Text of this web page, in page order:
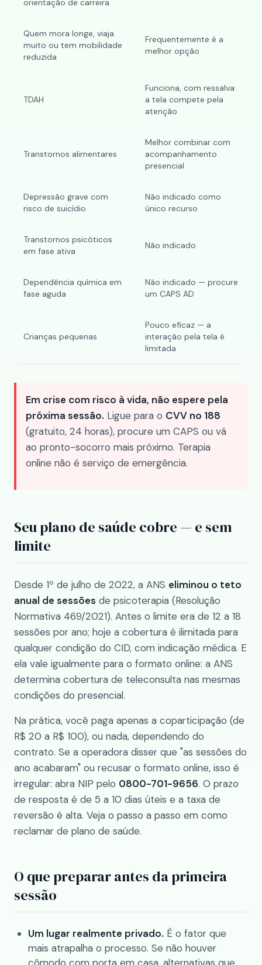
orientação de carreira
Quem mora longe, viaja
muito ou tem mobilidade
reduzida
Frequentemente é a
melhor opção
TDAH
Funciona, com ressalva:
a tela compete pela
atenção
Transtornos alimentares
Melhor combinar com
acompanhamento
presencial
Depressão grave com
risco de suicídio
Não indicado como
único recurso
Transtornos psicóticos
em fase ativa
Não indicado
Dependência química em
fase aguda
Não indicado — procure
um CAPS AD
Crianças pequenas
Pouco eficaz — a
interação pela tela é
limitada
Em crise com risco à vida, não espere pela
próxima sessão. Ligue para o CVV no 188
(gratuito, 24 horas), procure um CAPS ou vá
ao pronto-socorro mais próximo. Terapia
online não é serviço de emergência.
Seu plano de saúde cobre — e sem
limite
Desde 1º de julho de 2022, a ANS eliminou o teto
anual de sessões de psicoterapia (Resolução
Normativa 469/2021). Antes o limite era de 12 a 18
sessões por ano; hoje a cobertura é ilimitada para
qualquer condição do CID, com indicação médica. E
ela vale igualmente para o formato online: a ANS
determina cobertura de teleconsulta nas mesmas
condições do presencial.
Na prática, você paga apenas a coparticipação (de
R$ 20 a R$ 100), ou nada, dependendo do
contrato. Se a operadora disser que "as sessões do
ano acabaram" ou recusar o formato online, isso é
irregular: abra NIP pelo 0800-701-9656. O prazo
de resposta é de 5 a 10 dias úteis e a taxa de
reversão é alta. Veja o passo a passo em como
reclamar de plano de saúde.
O que preparar antes da primeira
sessão
Um lugar realmente privado. É o fator que
mais atrapalha o processo. Se não houver